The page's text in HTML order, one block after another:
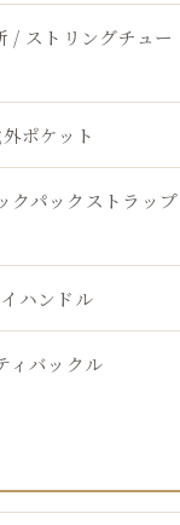
/ ストリングチュー
ポケット
クパックストラップ
ハンドル
ィバックル